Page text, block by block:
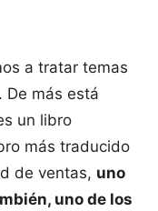
a tratar temas
De más está
un libro
más traducido
de ventas, uno
uno de los